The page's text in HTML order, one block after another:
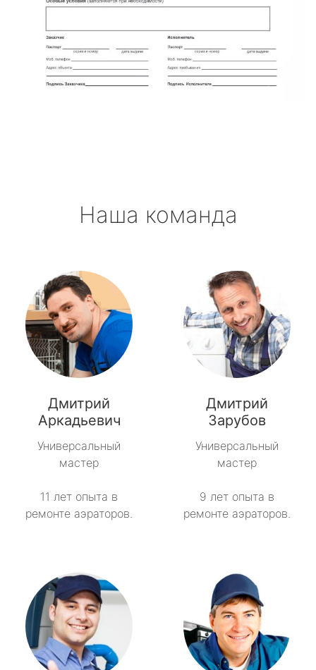
Наша команда
Дмитрий
Аркадьевич
Универсальный
мастер
11 лет опыта в
ремонте аэраторов.
Дмитрий
Зарубов
Универсальный
мастер
9 лет опыта в
ремонте аэраторов.